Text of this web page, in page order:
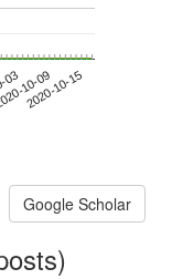
10-09
2020-10-15
Google Scholar